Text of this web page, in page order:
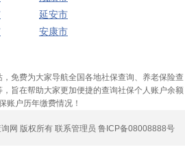
延安市
安康市
，免费为大家导航全国各地社保查询、养老保险查
旨在帮助大家更加便捷的查询社保个人账户余额
账户历年缴费情况！
网 版权所有联系管理员 鲁ICP备08008888号